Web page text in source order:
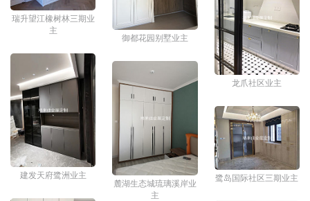
瑞升望江橡树林三期业
主
建发天府鹭洲业主
御都花园别墅业主
麓湖生态城琉璃溪岸业
主
龙爪社区业主
鹭岛国际社区三期业主